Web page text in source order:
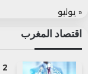
« يوليو
اقتصاد المغرب